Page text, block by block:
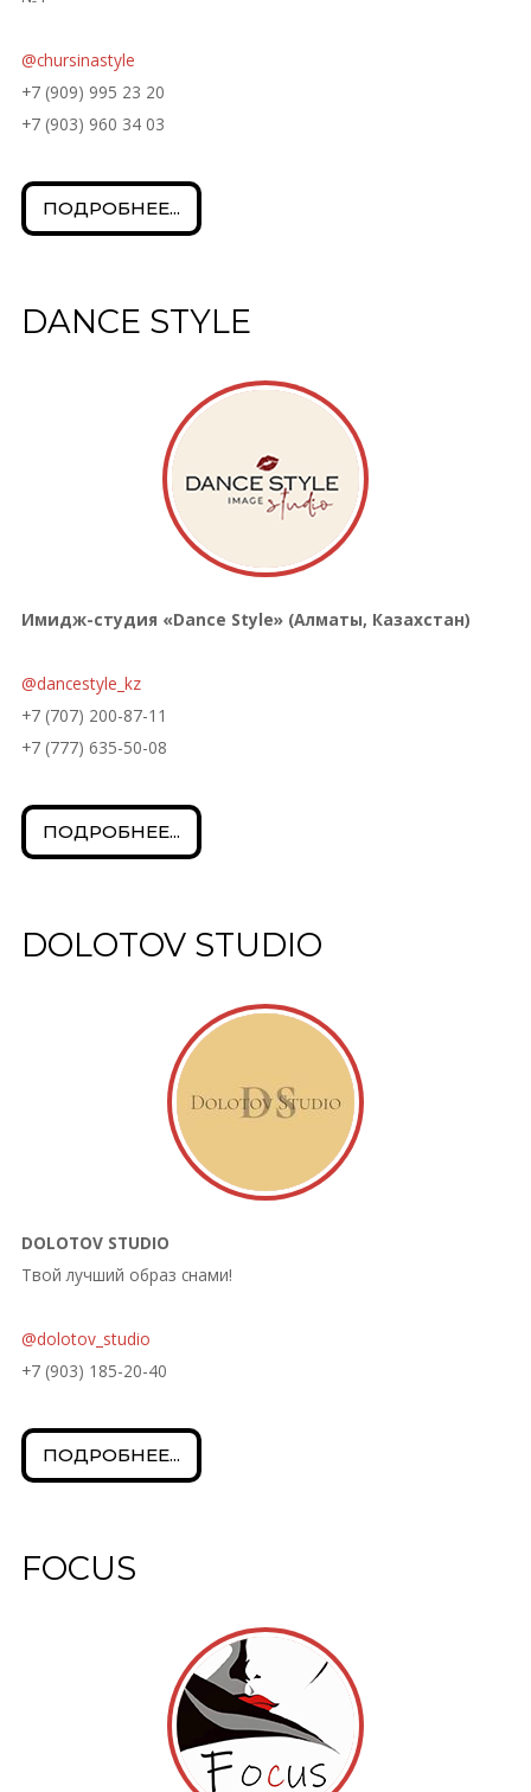
@chursinastyle
+7 (909) 995 23 20
+7 (903) 960 34 03
ПОДРОБНЕЕ...
DANCE STYLE
Имидж-студия «Dance Style» (Алматы, Казахстан)
@dancestyle_kz
+7 (707) 200-87-11
+7 (777) 635-50-08
ПОДРОБНЕЕ...
DOLOTOV STUDIO
DOLOTOV STUDIO
Твой лучший образ снами!
@dolotov_studio
+7 (903) 185-20-40
ПОДРОБНЕЕ...
FOCUS